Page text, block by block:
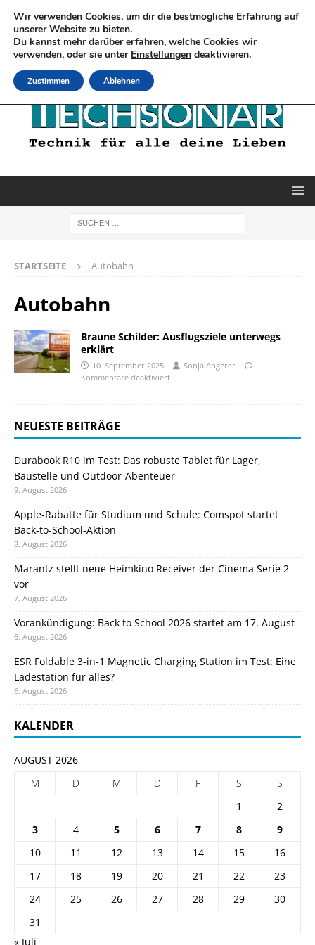
STARTSEITE Autobahn
Autobahn
Braune Schilder: Ausflugsziele unterwegs
erklärt
10. September 2025
Sonja Angerer
Kommentare deaktiviert
NEUESTE BEITRÄGE
Durabook R10 im Test: Das robuste Tablet für Lager,
Baustelle und Outdoor-Abenteuer
9. August 2026
Apple-Rabatte für Studium und Schule: Comspot startet
Back-to-School-Aktion
8. August 2026
Marantz stellt neue Heimkino Receiver der Cinema Serie 2
vor
7. August 2026
Vorankündigung: Back to School 2026 startet am 17. August
6. August 2026
ESR Foldable 3-in-1 Magnetic Charging Station im Test: Eine
Ladestation für alles?
6. August 2026
KALENDER
AUGUST 2026
M
D M D F S
S
1
2
3
4 5 6 7 8
9
10
11 12 13 14 15
16
17
18 19 20 21 22
23
24
25 26 27 28 29
30
31
« Juli
Wir verwenden Cookies, um dir die bestmögliche Erfahrung auf
unserer Website zu bieten.
Du kannst mehr darüber erfahren, welche Cookies wir
verwenden, oder sie unter Einstellungen deaktivieren.
Zustimmen Ablehnen